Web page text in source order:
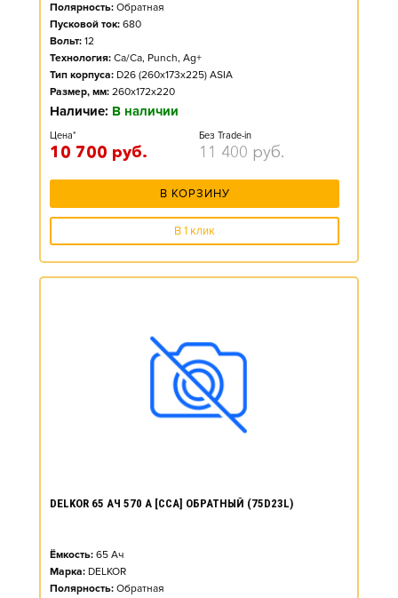
Полярность: Обратная
Пусковой ток: 680
Вольт: 12
Технология: Ca/Ca, Punch, Ag+
Тип корпуса: D26 (260x173x225) ASIA
Размер, мм: 260x172x220
Наличие: В наличии
Цена*
10 700 руб.
Без Trade-in
11 400 руб.
В КОРЗИНУ
В 1 клик
DELKOR 65 АЧ 570 А [CCA] ОБРАТНЫЙ (75D23L)
Ёмкость: 65 Ач
Марка: DELKOR
Полярность: Обратная